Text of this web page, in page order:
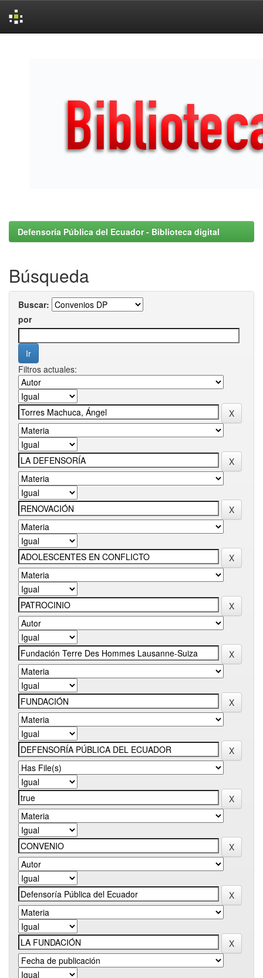
Defensoría Pública del Ecuador - Biblioteca digital
Búsqueda
Buscar:
por
Filtros actuales: